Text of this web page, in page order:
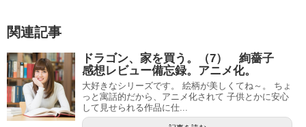
関連記事
ドラゴン、家を買う。（7） 絢薔子
感想レビュー備忘録。アニメ化。
大好きなシリーズです。 絵柄が美しくてね～。 ちょ
っと寓話的だから、アニメ化されて 子供とかに安心
して見せられる作品に仕...